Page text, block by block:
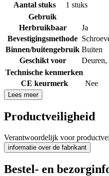
Aantal stuks
1 stuks
Gebruik
Herbruikbaar
Ja
Bevestigingsmethode
Binnen/buitengebruik Buiten
Geschikt voor
Deuren,
Technische kenmerken
CE keurmerk
Nee
Lees meer
Productveiligheid
Verantwoordelijk voor
informatie over de fabrikant
Bestel- en